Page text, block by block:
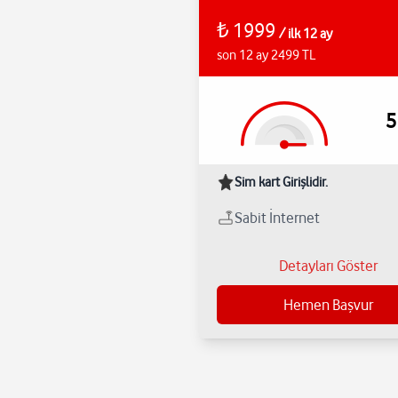
₺ 1999 / ilk 12 ay
son 12 ay 2499 TL
5
Sim kart Girişlidir.
Sabit İnternet
Detayları Göster
Hemen Başvur